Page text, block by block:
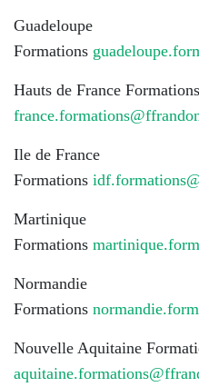
Guadeloupe
Formations
Hauts de France Formations
Ile de France
Formations
Martinique
Formations
Normandie
Formations
Nouvelle Aquitaine